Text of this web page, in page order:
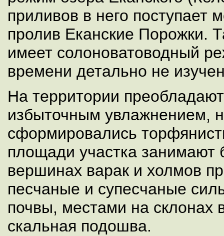
приливов в него поступает
пролив Еканские Порожки.
имеет солоноватоводный
времени детально не
На территории
избыточным увлажнением,
сформировались
площади участка занимают
вершинах варак и холмов
песчаные и супесчаные
почвы, местами на склонах
скальная подошва.